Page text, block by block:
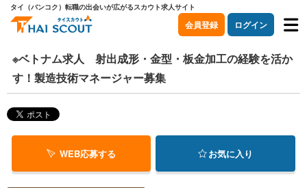
タイ（バンコク）転職の出会いが広がるスカウト求人サイト
会員登録 ログイン
※ベトナム求人 射出成形・金型・板金加工の経験を活か
す！製造技術マネージャー募集
WEB応募する お気に入り